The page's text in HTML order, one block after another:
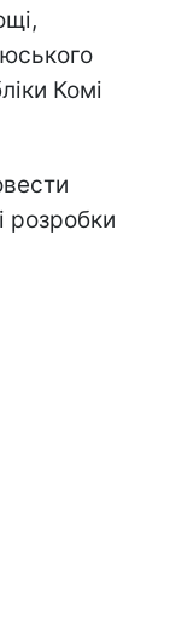
Комі
розробки